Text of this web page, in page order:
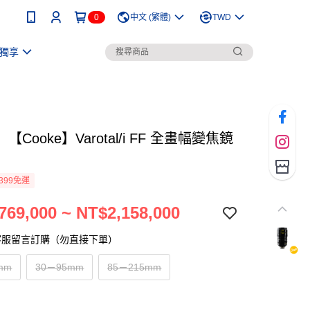
0 中文 (繁體) TWD
享
【Cooke】Varotal/i FF 全畫幅變焦鏡
免運
~ NT$2,158,000
留言訂購（勿直接下單）
30－95mm 85－215mm